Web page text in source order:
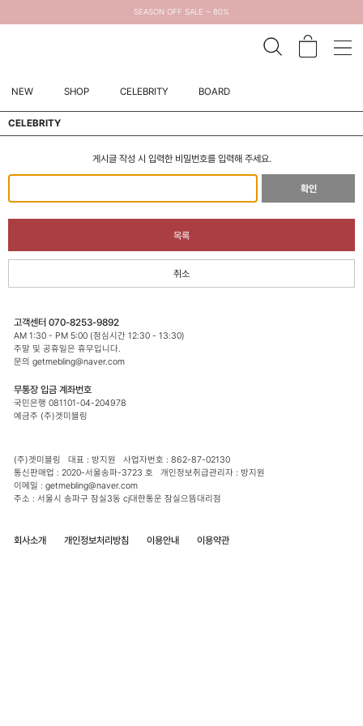
SEASON OFF SALE ~ 80%
NEW SHOP CELEBRITY BOARD
CELEBRITY
게시글 작성 시 입력한 비밀번호를 입력해 주세요.
확인
목록
취소
고객센터 070-8253-9892
AM 1:30 - PM 5:00 (점심시간 12:30 - 13:30)
주말 및 공휴일은 휴무입니다.
문의 getmebling@naver.com
무통장 입금 계좌번호
국민은행 081101-04-204978
예금주 (주)겟미블링
(주)겟미블링 대표 : 방지원 사업자번호 : 862-87-02130
통신판매업 : 2020-서울송파-3723 호 개인정보취급관리자 : 방지원
이메일 : getmebling@naver.com
주소 : 서울시 송파구 잠실3동 cj대한통운 잠실으뜸대리점
회사소개 개인정보처리방침 이용안내 이용약관